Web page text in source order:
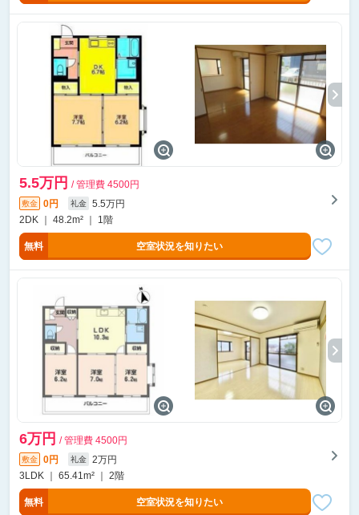
5.5万円 / 管理費 4500円
敷金 0円 礼金
5.5万円
2DK ｜ 48.2m² ｜ 1階
無料 空室状況を知りたい
6万円 / 管理費 4500円
敷金 0円 礼金
2万円
3LDK ｜ 65.41m² ｜ 2階
無料 空室状況を知りたい